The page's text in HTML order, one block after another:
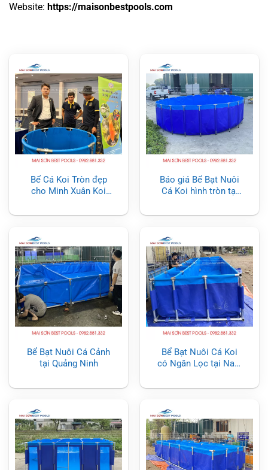
Website: https://maisonbestpools.com
Bể Cá Koi Tròn đẹp
cho Minh Xuân Koi
Báo giá Bể Bạt Nuôi
Cá Koi hình tròn tại
Bể Bạt Nuôi Cá Cảnh
tại Quảng Ninh
Bể Bạt Nuôi Cá Koi
có Ngăn Lọc tại Nam